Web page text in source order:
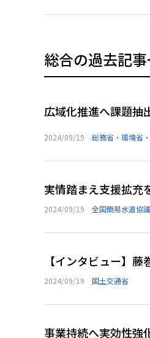
総合の過去記
広域化推進へ課題
2024/09/19 総務省・環境省
実情踏まえ支援拡
2024/09/19 全国簡易水道協
【インタビュー】
2024/09/19 国土交通省
事業持続へ実効性